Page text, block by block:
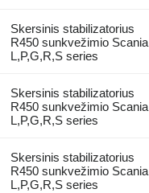
Skersinis stabilizatorius
R450 sunkvežimio Scania
L,P,G,R,S series
Skersinis stabilizatorius
R450 sunkvežimio Scania
L,P,G,R,S series
Skersinis stabilizatorius
R450 sunkvežimio Scania
L,P,G,R,S series